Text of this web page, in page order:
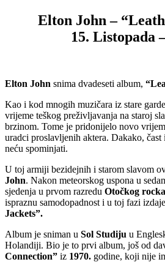
Elton John –
15. Listopada
Elton John snima dvadeseti album,
Kao i kod mnogih muzičara iz stare
vrijeme teškog preživljavanja na staroj
brzinom. Tome je pridonijelo novo
uradci proslavljenih aktera. Dakako,
neću spominjati.
U toj armiji bezidejnih i starom slavom
John. Nakon meteorskog uspona u
sjedenja u prvom razredu Otočkog rocka
ispraznu samodopadnost i u toj fazi
Jackets”.
Album je sniman u Sol Studiju u
Holandiji. Bio je to prvi album, još od
Connection” iz 1970. godine, koji nije